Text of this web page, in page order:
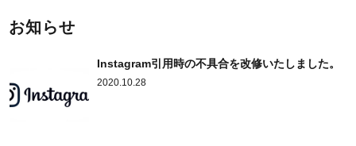
お知らせ
Instagram引用時の不具合を改修いたしました。
2020.10.28